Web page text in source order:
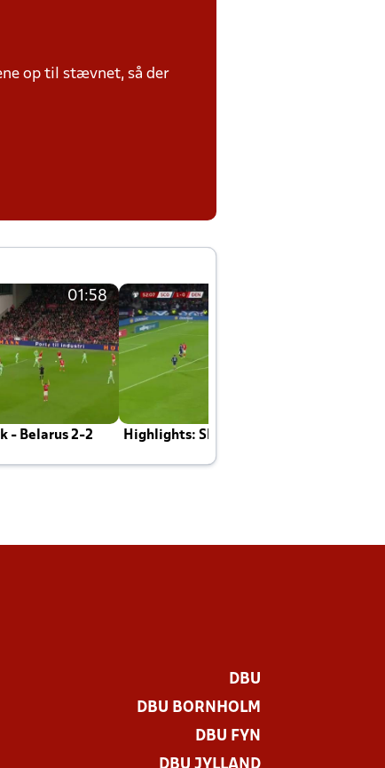
op til stævnet, så der
01:58
- Belarus 2-2 Highlights: Skotland - Danmark 4-2
DBU
DBU BORNHOLM
DBU FYN